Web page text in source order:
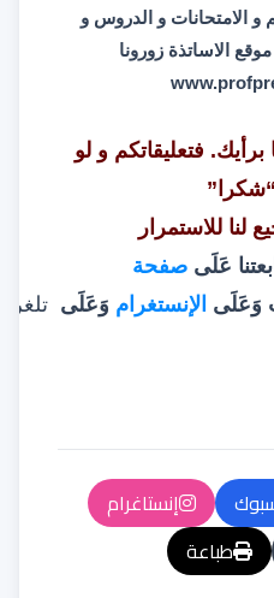
و الامتحانات و الدروس و
الاساتذة زورونا
فتعليقاتكم و لو
لنا للاستمرار
عَلَى صفحة
وَعَلَى الإنستغرام وَعَلَى
إنستاغرام
طباعة